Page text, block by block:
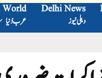
Delhi News
دہلی نیوز
عرب دُنیا